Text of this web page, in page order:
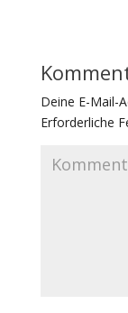
Deine E-Mail-
Erforderliche